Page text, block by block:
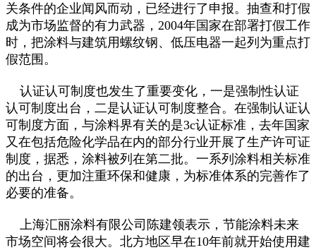
关条件的企业闻风而动，已经进行了申报。抽查和打假
成为市场监督的有力武器，2004年国家在部署打假工作
时，把涂料与建筑用螺纹钢、低压电器一起列为重点打
假范围。
认证认可制度也发生了重要变化，一是强制性认证
认可制度出台，二是认证认可制度整合。在强制认证认
可制度方面，与涂料界有关的是3c认证标准，去年国家
又在包括危险化学品在内的部分行业开展了生产许可证
制度，据悉，涂料被列在第二批。一系列涂料相关标准
的出台，更加注重环保和健康，为标准体系的完善作了
必要的准备。
上海汇丽涂料有限公司陈建领表示，节能涂料未来
市场空间将会很大。北方地区早在10年前就开始使用建